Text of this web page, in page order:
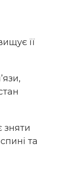
її
зняти
та